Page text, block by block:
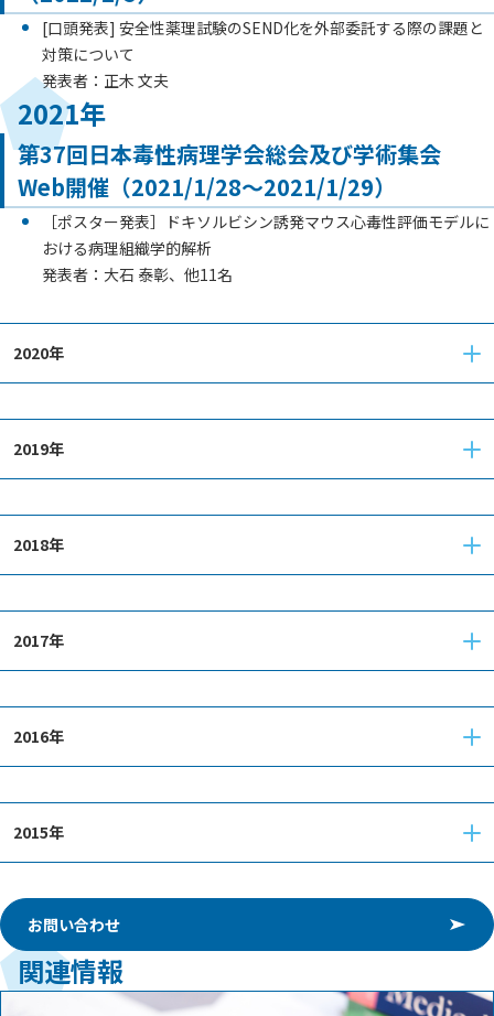
[口頭発表] 安全性薬理試験のSEND化を外部委託する際の課題と
対策について
発表者：正木 文夫
2021年
第37回日本毒性病理学会総会及び学術集会
Web開催（2021/1/28～2021/1/29）
［ポスター発表］ドキソルビシン誘発マウス心毒性評価モデルに
おける病理組織学的解析
発表者：大石 泰彰、他11名
2020年
2019年
2018年
2017年
2016年
2015年
お問い合わせ
関連情報